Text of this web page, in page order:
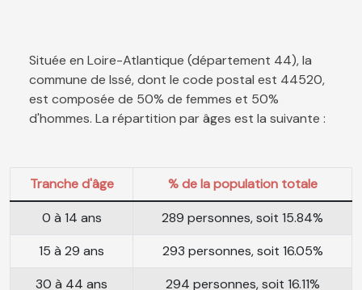
Située en Loire-Atlantique (département 44), la
commune de Issé, dont le code postal est 44520,
est composée de 50% de femmes et 50%
d'hommes. La répartition par âges est la suivante :
Tranche d'âge
% de la population totale
0 à 14 ans
289 personnes, soit 15.84%
15 à 29 ans
293 personnes, soit 16.05%
30 à 44 ans
294 personnes, soit 16.11%